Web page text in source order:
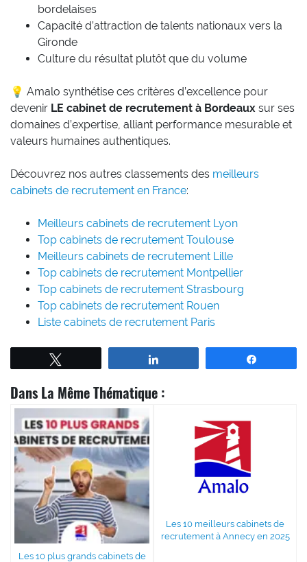
bordelaises
Capacité d’attraction de talents nationaux vers la
Gironde
Culture du résultat plutôt que du volume
💡 Amalo synthétise ces critères d’excellence pour
devenir LE cabinet de recrutement à Bordeaux sur ses
domaines d’expertise, alliant performance mesurable et
valeurs humaines authentiques.
Découvrez nos autres classements des meilleurs
cabinets de recrutement en France:
Meilleurs cabinets de recrutement Lyon
Top cabinets de recrutement Toulouse
Meilleurs cabinets de recrutement Lille
Top cabinets de recrutement Montpellier
Top cabinets de recrutement Strasbourg
Top cabinets de recrutement Rouen
Liste cabinets de recrutement Paris
Dans La Même Thématique :
Les 10 plus grands cabinets de
Les 10 meilleurs cabinets de
recrutement à Annecy en 2025